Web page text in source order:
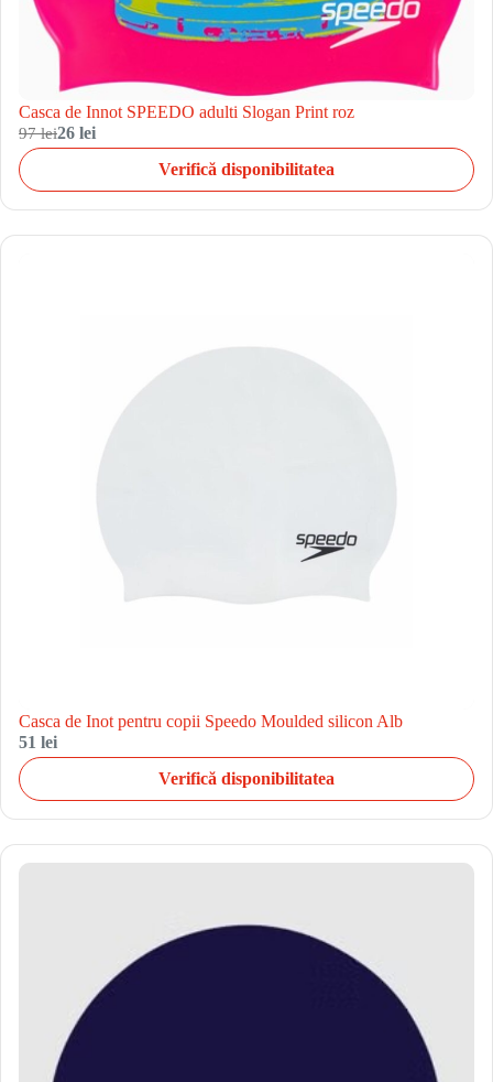
Casca de Innot SPEEDO adulti Slogan Print roz
97 lei26 lei
Verifică disponibilitatea
Casca de Inot pentru copii Speedo Moulded silicon Alb
51 lei
Verifică disponibilitatea